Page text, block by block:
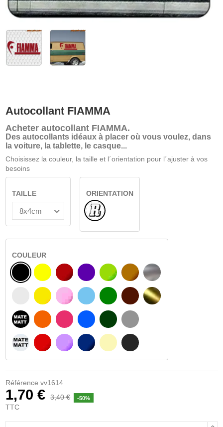
Autocollant FIAMMA
Acheter autocollant FIAMMA.
Des autocollants idéaux à placer où vous voulez, dans
la voiture, la tablette, le casque...
Choisissez la couleur, la taille et l´orientation pour l´ajuster à vos
besoins
TAILLE
ORIENTATION
Normal
COULEUR
NOIR
BLANC
NOIR MATÉ
BLANC MATÉ
JAUNE
JAUNE AMBRE
ORANGE
ROUGE
BOURGOGNE
ROSA
FUCHSIA
PURPLE
VIOLET
BLEU CLAIR
BLAU
BLEU FONCÉ
VERT CLAIR
VERT
VERT FONCÉ
BEIGE
NOISETTE
BRUN FONCÉ
GRIS CLAIR
GRIS FONCÉ
ARGENT
OR
Référence vv1614
1,70 € 3,40 € -50%
TTC